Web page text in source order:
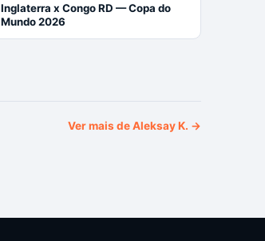
Inglaterra x Congo RD — Copa do
Mundo 2026
Ver mais deAleksay K. →